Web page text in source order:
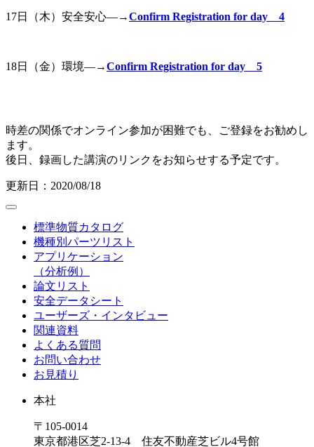
17日（木）安全安心—→Confirm Registration for day 4
18日（金）環境—→Confirm Registration for day 5
時差の関係でオンライン参加が困難でも、ご登録をお勧めし
ます。
後日、録画した講演のリンクをお知らせする予定です。
更新日：2020/08/18
標準物質カタログ
機種別パーツリスト
アプリケーション
（分析例）
論文リスト
安全データシート
ユーザーズ・インタビュー
関連資料
よくある質問
お問い合わせ
お見積り
本社
〒105-0014
東京都港区芝2-13-4 住友不動産芝ビル4号館